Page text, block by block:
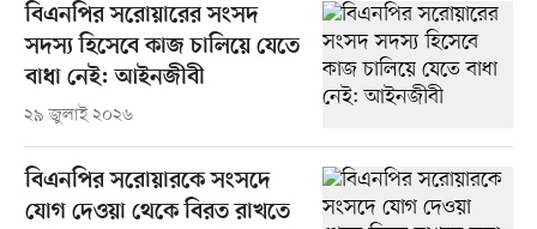
বিএনপির সরোয়ারের সংসদ
সদস্য হিসেবে কাজ চালিয়ে যেতে
বাধা নেই: আইনজীবী
২৯ জুলাই ২০২৬
বিএনপির সরোয়ারকে সংসদে
যোগ দেওয়া থেকে বিরত রাখতে